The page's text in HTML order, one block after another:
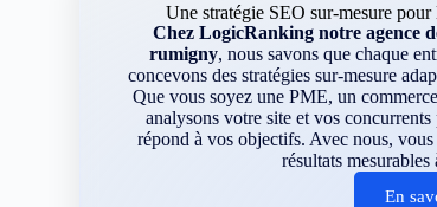
Une stratégie SEO sur-mesure
Chez LogicRanking notre agence
rumigny, nous savons que chaque
concevons des stratégies sur-mesure
Que vous soyez une PME, un
analysons votre site et vos
répond à vos objectifs. Avec nous,
résultats
En